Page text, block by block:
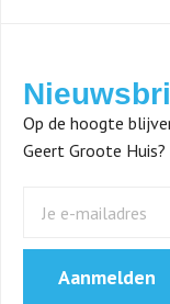
Op de hoogte
Geert Groote
Aanmelden